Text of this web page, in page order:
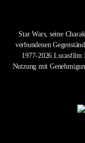
Star Wars, seine
verbundenen
1977-2026
Nutzung mit